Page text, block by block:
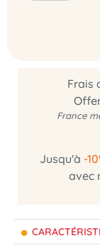
Frais
France
Jusqu'à -
avec